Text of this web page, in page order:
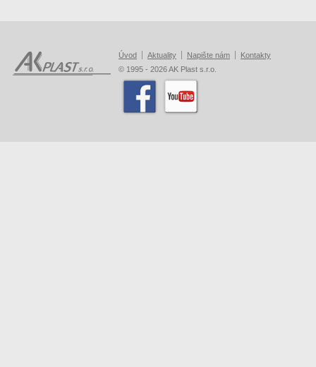
Úvod Aktuality Napište nám
Kontakty
© 1995 - 2026 AK Plast s.r.o.